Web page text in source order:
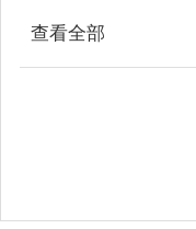
查看全部